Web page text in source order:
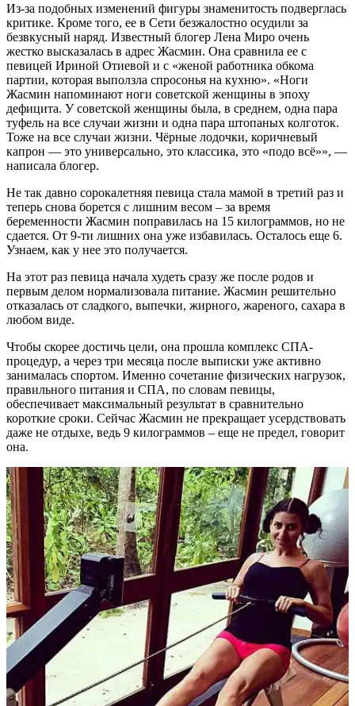
Из-за подобных изменений фигуры знаменитость подверглась
критике. Кроме того, ее в Сети безжалостно осудили за
безвкусный наряд. Известный блогер Лена Миро очень
жестко высказалась в адрес Жасмин. Она сравнила ее с
певицей Ириной Отиевой и с «женой работника обкома
партии, которая выползла спросонья на кухню». «Ноги
Жасмин напоминают ноги советской женщины в эпоху
дефицита. У советской женщины была, в среднем, одна пара
туфель на все случаи жизни и одна пара штопаных колготок.
Тоже на все случаи жизни. Чёрные лодочки, коричневый
капрон — это универсально, это классика, это «подо всё»», —
написала блогер.
Не так давно сорокалетняя певица стала мамой в третий раз и
теперь снова борется с лишним весом – за время
беременности Жасмин поправилась на 15 килограммов, но не
сдается. От 9-ти лишних она уже избавилась. Осталось еще 6.
Узнаем, как у нее это получается.
На этот раз певица начала худеть сразу же после родов и
первым делом нормализовала питание. Жасмин решительно
отказалась от сладкого, выпечки, жирного, жареного, сахара в
любом виде.
Чтобы скорее достичь цели, она прошла комплекс СПА-
процедур, а через три месяца после выписки уже активно
занималась спортом. Именно сочетание физических нагрузок,
правильного питания и СПА, по словам певицы,
обеспечивает максимальный результат в сравнительно
короткие сроки. Сейчас Жасмин не прекращает усердствовать
даже не отдыхе, ведь 9 килограммов – еще не предел, говорит
она.